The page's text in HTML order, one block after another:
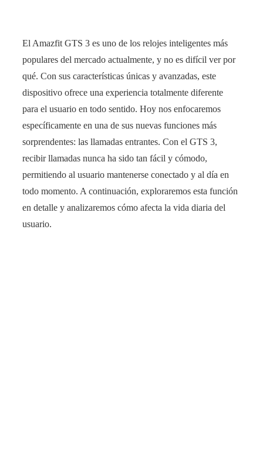
El Amazfit GTS 3 es uno de los relojes inteligentes más
populares del mercado actualmente, y no es difícil ver por
qué. Con sus características únicas y avanzadas, este
dispositivo ofrece una experiencia totalmente diferente
para el usuario en todo sentido. Hoy nos enfocaremos
específicamente en una de sus nuevas funciones más
sorprendentes: las llamadas entrantes. Con el GTS 3,
recibir llamadas nunca ha sido tan fácil y cómodo,
permitiendo al usuario mantenerse conectado y al día en
todo momento. A continuación, exploraremos esta función
en detalle y analizaremos cómo afecta la vida diaria del
usuario.